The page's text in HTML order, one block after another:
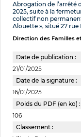
Abrogation de l’arrêté
2025, suite à la
collectif non
Alouette », situé 27 rue
Direction des Familles
Date de publication :
21/01/2025
Date de la signature :
16/01/2025
Poids du PDF (en ko) :
106
Classement :